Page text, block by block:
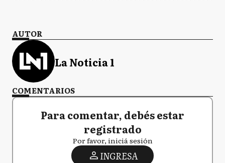
AUTOR
La Noticia 1
COMENTARIOS
Para comentar, debés estar
registrado
Por favor, iniciá sesión
INGRESA